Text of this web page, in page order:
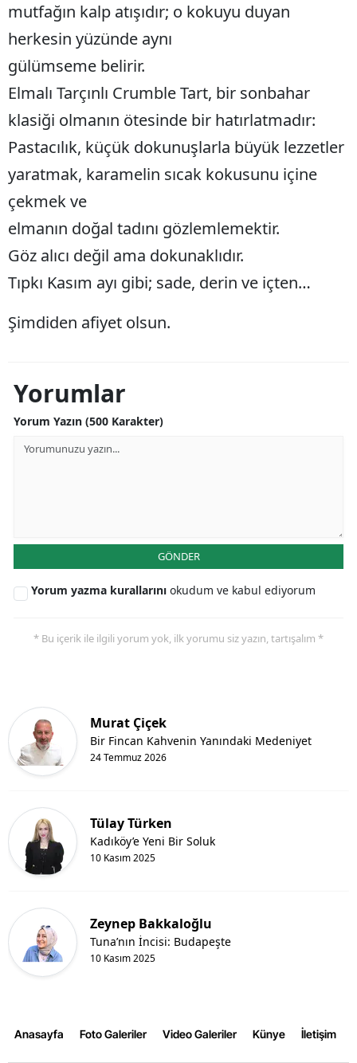
mutfağın kalp atışıdır; o kokuyu duyan
herkesin yüzünde aynı
gülümseme belirir.
Elmalı Tarçınlı Crumble Tart, bir sonbahar
klasiği olmanın ötesinde bir hatırlatmadır:
Pastacılık, küçük dokunuşlarla büyük lezzetler
yaratmak, karamelin sıcak kokusunu içine
çekmek ve
elmanın doğal tadını gözlemlemektir.
Göz alıcı değil ama dokunaklıdır.
Tıpkı Kasım ayı gibi; sade, derin ve içten…
Şimdiden afiyet olsun.
Yorumlar
Yorum Yazın (500 Karakter)
GÖNDER
Yorum yazma kurallarını okudum ve kabul ediyorum
* Bu içerik ile ilgili yorum yok, ilk yorumu siz yazın, tartışalım *
Murat Çiçek
24 Temmuz 2026
Bir Fincan Kahvenin Yanındaki Medeniyet
Tülay Türken
10 Kasım 2025
Kadıköy’e Yeni Bir Soluk
Zeynep Bakkaloğlu
10 Kasım 2025
Tuna’nın İncisi: Budapeşte
Anasayfa Foto Galeriler Video Galeriler Künye İletişim